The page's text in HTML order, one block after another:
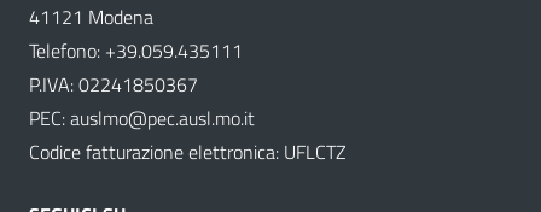
41121 Modena
Telefono: +39.059.435111
P.IVA: 02241850367
PEC:auslmo@pec.ausl.mo.it
Codice fatturazione elettronica: UFLCTZ